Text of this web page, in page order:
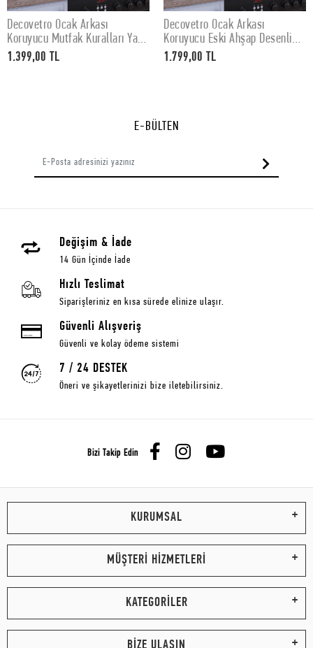
SEPETE EKLE
Decovetro Ocak Arkası
Koruyucu Mutfak Kuralları Yazı
Desenli 60x52Cm
1.399,00 TL
SEPETE EKLE
Decovetro Ocak Arkası
Koruyucu Eski Ahşap Desenli
76x50cm
1.799,00 TL
E-BÜLTEN
Değişim & İade
14 Gün İçinde İade
Hızlı Teslimat
Siparişleriniz en kısa sürede elinize ulaşır.
Güvenli Alışveriş
Güvenli ve kolay ödeme sistemi
7 / 24 DESTEK
Öneri ve şikayetlerinizi bize iletebilirsiniz.
Bizi Takip Edin
KURUMSAL
MÜŞTERİ HİZMETLERİ
KATEGORİLER
BİZE ULAŞIN